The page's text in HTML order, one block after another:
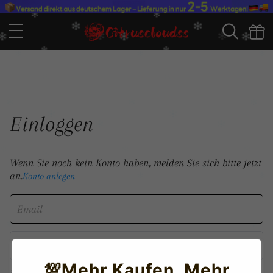
Einloggen
Wenn Sie noch kein Konto haben, melden Sie sich bitte jetzt
an.Konto anlegen